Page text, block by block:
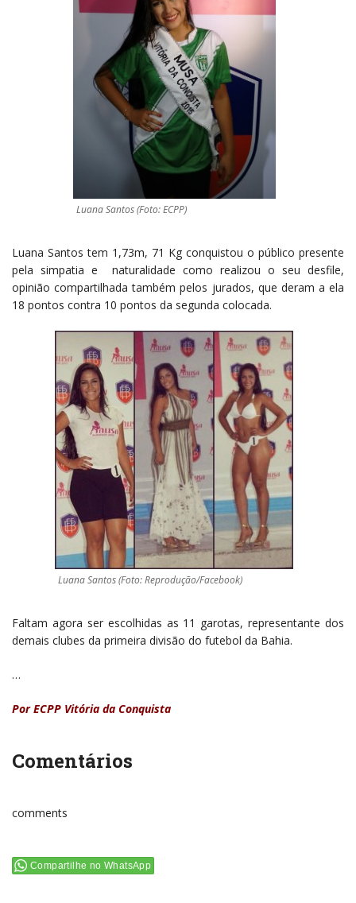
Luana Santos (Foto: ECPP)
Luana Santos tem 1,73m, 71 Kg conquistou o público presente
pela simpatia e naturalidade como realizou o seu desfile,
opinião compartilhada também pelos jurados, que deram a ela
18 pontos contra 10 pontos da segunda colocada.
Luana Santos (Foto: Reprodução/Facebook)
Faltam agora ser escolhidas as 11 garotas, representante dos
demais clubes da primeira divisão do futebol da Bahia.
…
Por ECPP Vitória da Conquista
Comentários
comments
Compartilhe no WhatsApp